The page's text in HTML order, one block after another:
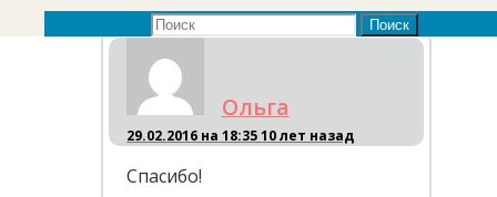
Поиск
Ольга
29.02.2016 на 18:3510 лет назад
Спасибо!